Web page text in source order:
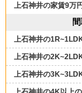
上石神井の家賃9万
上石神井の
上石神井の
上石神井の